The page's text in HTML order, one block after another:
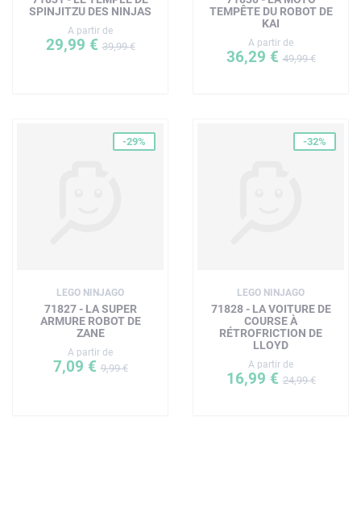
SPINJITZU DES NINJAS
A partir de
29,99 €39,99 €
TEMPÊTE DU ROBOT DE
KAI
A partir de
36,29 €49,99 €
-29%
LEGO NINJAGO
71827 - LA SUPER
ARMURE ROBOT DE
ZANE
A partir de
7,09 €9,99 €
-32%
LEGO NINJAGO
71828 - LA VOITURE DE
COURSE À
RÉTROFRICTION DE
LLOYD
A partir de
16,99 €24,99 €